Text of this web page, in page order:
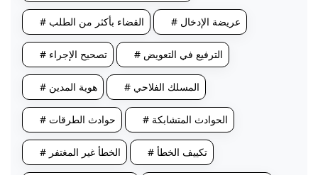
# القضاء بأكثر من الطلب # عريضة الإدخال
# تصحيح الإجراء # الترفيع في التعويض
# هوية المدين # المسلك الفلاحي
# حوادث الطرقات # الحوادث المتشابكة
# الخطأ غير المغتفر # تكييف الخطأ